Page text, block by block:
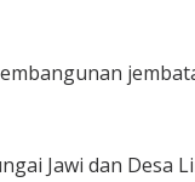
Jawi dan Desa